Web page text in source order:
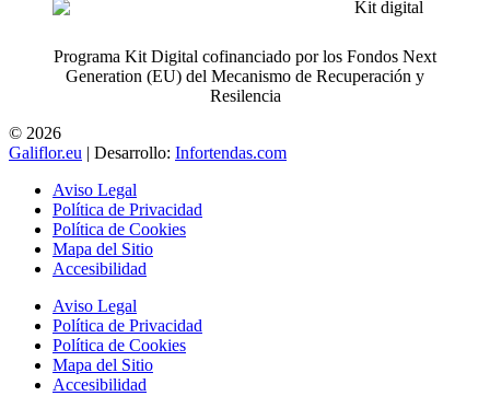
Programa Kit Digital cofinanciado por los Fondos Next
Generation (EU) del Mecanismo de Recuperación y
Resilencia
© 2026
Galiflor.eu | Desarrollo: Infortendas.com
Aviso Legal
Política de Privacidad
Política de Cookies
Mapa del Sitio
Accesibilidad
Aviso Legal
Política de Privacidad
Política de Cookies
Mapa del Sitio
Accesibilidad